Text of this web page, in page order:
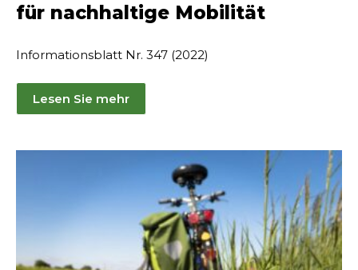
für nachhaltige Mobilität
Informationsblatt Nr. 347 (2022)
Lesen Sie mehr